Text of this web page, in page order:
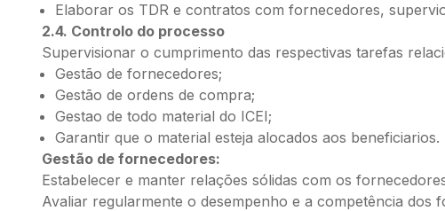
Elaborar os TDR e contratos com fornecedores,
2.4. Controlo do processo
Supervisionar o cumprimento das respectivas tarefas
Gestão de fornecedores;
Gestão de ordens de compra;
Gestao de todo material do ICEI;
Garantir que o material esteja alocados aos beneficiarios.
Gestão de fornecedores:
Estabelecer e manter relações sólidas com os
Avaliar regularmente o desempenho e a competência